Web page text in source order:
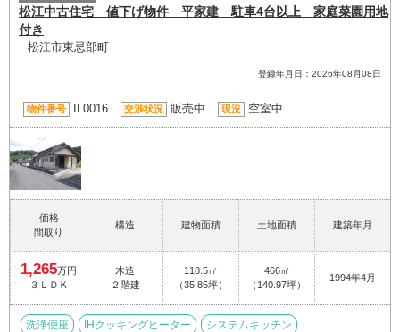
松江中古住宅 値下げ物件 平家建 駐車4台以上 家庭菜園用地
付き
松江市東忌部町
登録年月日：2026年08月08日
物件番号 IL0016 交渉状況 販売中 現況 空室中
価格
間取り
構造 建物面積 土地面積 建築年月
1,265万円
３ＬＤＫ
木造
２階建
118.5㎡
（35.85坪）
466㎡
（140.97坪）
1994年4月
洗浄便座 IHクッキングヒーター システムキッチン